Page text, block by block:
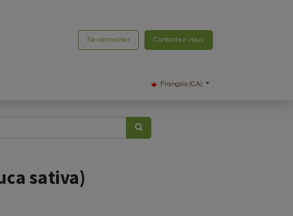
Se connecter Contactez-nous
Français (CA)
sativa)